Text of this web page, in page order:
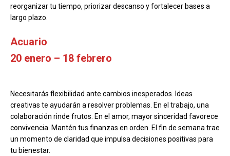
reorganizar tu tiempo, priorizar descanso y fortalecer bases a
largo plazo.
Acuario
20 enero – 18 febrero
Necesitarás flexibilidad ante cambios inesperados. Ideas
creativas te ayudarán a resolver problemas. En el trabajo, una
colaboración rinde frutos. En el amor, mayor sinceridad favorece
convivencia. Mantén tus finanzas en orden. El fin de semana trae
un momento de claridad que impulsa decisiones positivas para
tu bienestar.